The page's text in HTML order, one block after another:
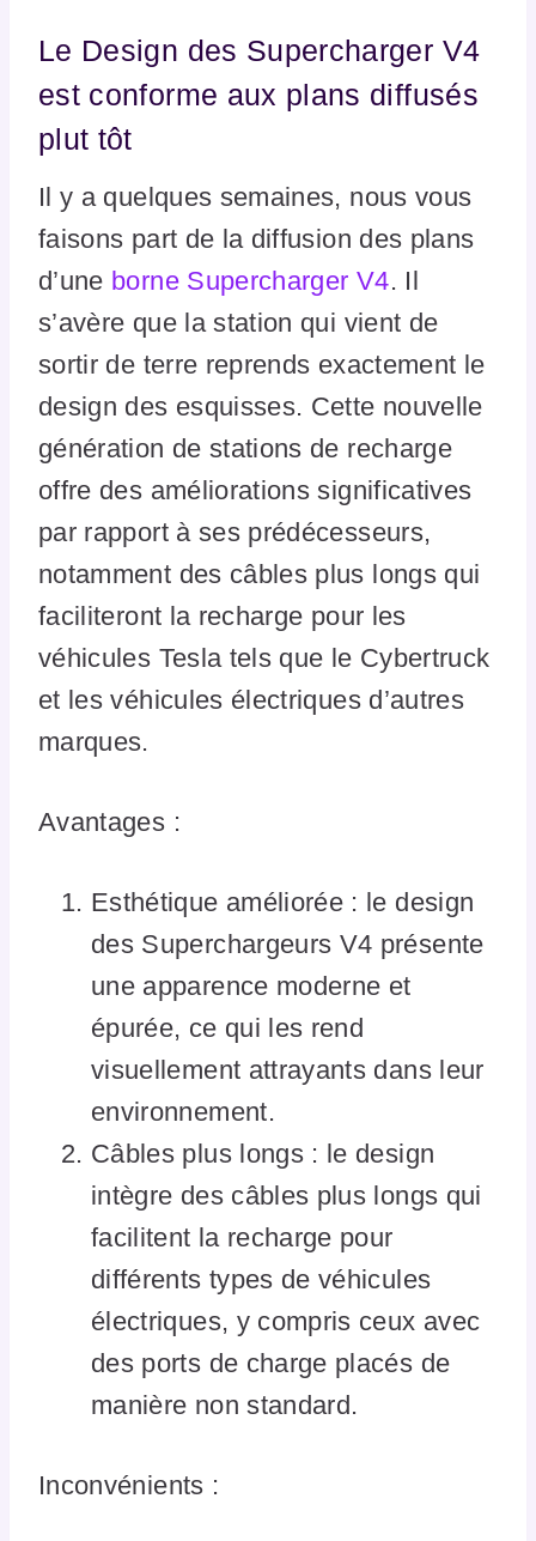
Le Design des Supercharger V4
est conforme aux plans diffusés
plut tôt
Il y a quelques semaines, nous vous
faisons part de la diffusion des plans
d’une borne Supercharger V4. Il
s’avère que la station qui vient de
sortir de terre reprends exactement le
design des esquisses. Cette nouvelle
génération de stations de recharge
offre des améliorations significatives
par rapport à ses prédécesseurs,
notamment des câbles plus longs qui
faciliteront la recharge pour les
véhicules Tesla tels que le Cybertruck
et les véhicules électriques d’autres
marques.
Avantages :
Esthétique améliorée : le design
des Superchargeurs V4 présente
une apparence moderne et
épurée, ce qui les rend
visuellement attrayants dans leur
environnement.
Câbles plus longs : le design
intègre des câbles plus longs qui
facilitent la recharge pour
différents types de véhicules
électriques, y compris ceux avec
des ports de charge placés de
manière non standard.
Inconvénients :